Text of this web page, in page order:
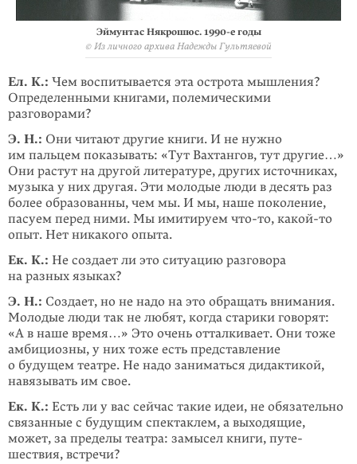
Эймунтас Някрошюс. 1990-егоды
© Из личного архива Надежды Гультяевой
Ел. К.: Чем воспитывается эта острота мышления?
Определенными книгами, полемическими
разговорами?
Э. Н.: Они читают другие книги. И не нужно
им пальцем показывать: «Тут Вах­тангов, тут другие…»
Они растут на другой литературе, других источниках,
музыка у них другая. Эти молодые люди в десять раз
более образован­ны, чем мы. И мы, наше поколение,
пасуем перед ними. Мы имитируем что-то, какой-то
опыт. Нет никакого опыта.
Ек. К.: Не создает ли это ситуацию разговора
на разных языках?
Э. Н.: Создает, но не надо на это обращать внимания.
Молодые люди так не любят, когда старики говорят:
«А в наше время…» Это очень отталкивает. Они тоже
амбициозны, у них тоже есть представление
о будущем театре. Не надо заниматься дидактикой,
навязывать им свое.
Ек. К.: Есть ли у вас сейчас такие идеи, не обязательно
связанные с будущим спектаклем, а выходящие,
может, за пределы театра: замысел книги, путе­
шествия, встречи?